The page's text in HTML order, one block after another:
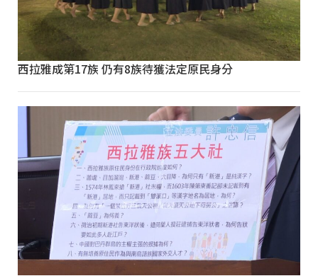
西拉雅成第17族 仍有8族待獲法定原民身分